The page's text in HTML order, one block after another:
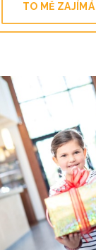
TO MĚ ZAJÍMÁ